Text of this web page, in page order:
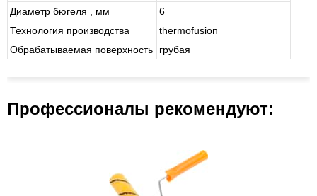
Диаметр бюгеля , мм
6
Технология производства
thermofusion
Обрабатываемая поверхность
грубая
Профессионалы рекомендуют: